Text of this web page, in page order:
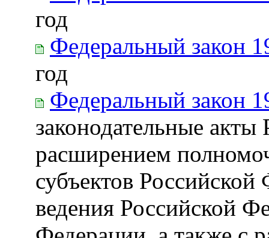
год
Федеральный закон
год
Федеральный закон
законодательные
расширением
субъектов
ведения Российской